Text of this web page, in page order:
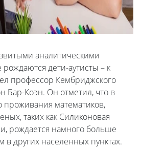
аналитическими
дети-аутисты – к
профессор Кембриджского
Бар-Коэн. Он отметил, что в
проживания математиков,
таких как Силиконовая
рождается намного больше
в других населенных пунктах.